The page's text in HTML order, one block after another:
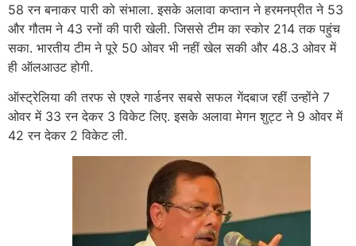
58 रन बनाकर पारी को संभाला. इसके अलावा कप्तान ने हरमनप्रीत ने 53
और गौतम ने 43 रनों की पारी खेली. जिससे टीम का स्कोर 214 तक पहुंच
सका. भारतीय टीम ने पूरे 50 ओवर भी नहीं खेल सकी और 48.3 ओवर में
ही ऑलआउट होगी.
ऑस्ट्रेलिया की तरफ से एश्ले गार्डनर सबसे सफल गेंदबाज रहीं उन्होंने 7
ओवर में 33 रन देकर 3 विकेट लिए. इसके अलावा मेगन शुट्ट ने 9 ओवर में
42 रन देकर 2 विकेट ली.